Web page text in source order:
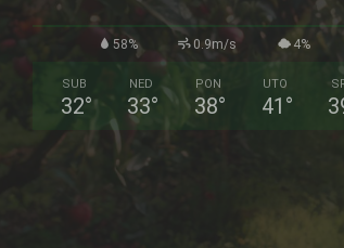
58% 0.9m/s 4%
SUB
32°
NED
33°
PON
38°
UTO
41 °